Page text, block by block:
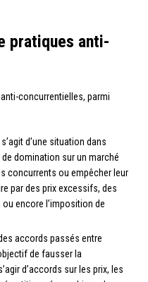
pratiques anti-
concurrentielles, parmi
s’agit d’une situation dans
domination sur un marché
concurrents ou empêcher leur
par des prix excessifs, des
encore l’imposition de
accords passés entre
de fausser la
d’accords sur les prix, les